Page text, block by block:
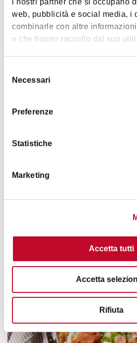
i nostri partner che si occupano
web, pubblicità e social media, i
combinarle con altre
o che hanno raccolto dal suo
delNecessari
Preferenze
Statistiche
Marketing
Accetta tutti
Accetta
Rifiuta
RESTAURANT PIZZERIA